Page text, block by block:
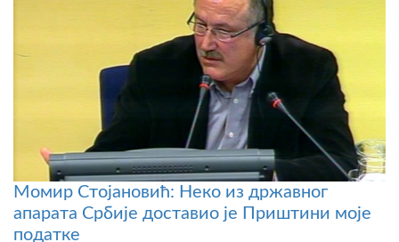
Момир Стојановић: Неко из државног
апарата Србије доставио је Приштини моје
податке